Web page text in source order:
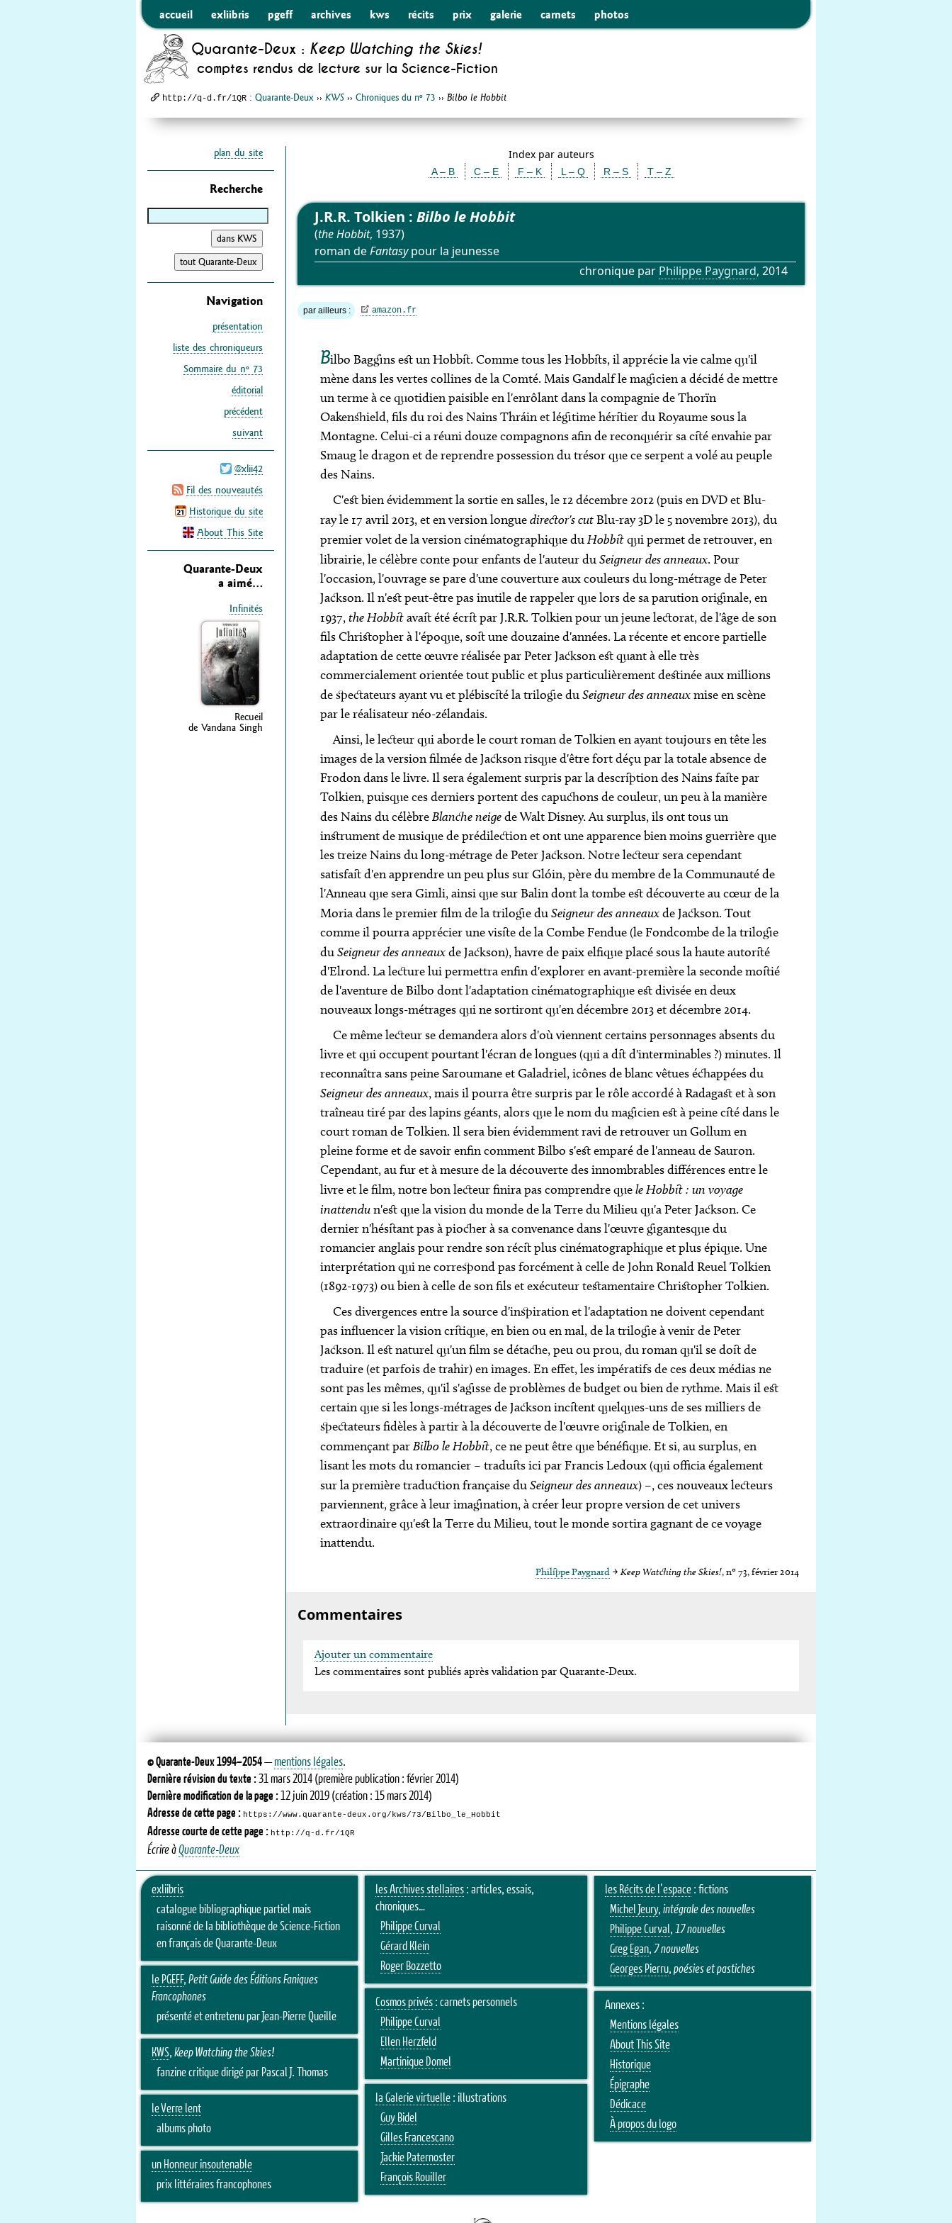
accueil exliibris pgeff archives kws récits prix galerie carnets photos
Quarante-Deux : Keep Watching the Skies!
comptes rendus de lecture sur la Science-Fiction
http://q-d.fr/1QR : Quarante-Deux ›› KWS ›› Chroniques du nº 73 ›› Bilbo le Hobbit
Index par auteurs
A – B C – E F – K L – Q R – S T – Z
J.R.R. Tolkien :Bilbo le Hobbit
(the Hobbit, 1937)
roman deFantasypour la jeunesse
chronique par Philippe Paygnard, 2014
par ailleurs : amazon.fr
Bilbo Baggins est un Hobbit. Comme tous les Hobbits, il apprécie la vie calme qu'il
mène dans les vertes collines de la Comté. Mais Gandalf le magicien a décidé de mettre
un terme à ce quotidien paisible en l'enrôlant dans la compagnie de Thorïn
Oakenshield, fils du roi des Nains Thráin et légitime héritier du Royaume sous la
Montagne. Celui-ci a réuni douze compagnons afin de reconquérir sa cité envahie par
Smaug le dragon et de reprendre possession du trésor que ce serpent a volé au peuple
des Nains.
C'est bien évidemment la sortie en salles, le 12 décembre 2012 (puis en DVD et Blu-
ray le 17 avril 2013, et en version longuedirector's cutBlu-ray 3D le 5 novembre 2013), du
premier volet de la version cinématographique duHobbitqui permet de retrouver, en
librairie, le célèbre conte pour enfants de l'auteur duSeigneur des anneaux. Pour
l'occasion, l'ouvrage se pare d'une couverture aux couleurs du long-métrage de Peter
Jackson. Il n'est peut-être pas inutile de rappeler que lors de sa parution originale, en
1937,the Hobbitavait été écrit par J.R.R. Tolkien pour un jeune lectorat, de l'âge de son
fils Christopher à l'époque, soit une douzaine d'années. La récente et encore partielle
adaptation de cette œuvre réalisée par Peter Jackson est quant à elle très
commercialement orientée tout public et plus particulièrement destinée aux millions
de spectateurs ayant vu et plébiscité la trilogie duSeigneur des anneauxmise en scène
par le réalisateur néo-zélandais.
Ainsi, le lecteur qui aborde le court roman de Tolkien en ayant toujours en tête les
images de la version filmée de Jackson risque d'être fort déçu par la totale absence de
Frodon dans le livre. Il sera également surpris par la description des Nains faite par
Tolkien, puisque ces derniers portent des capuchons de couleur, un peu à la manière
des Nains du célèbreBlanche neigede Walt Disney. Au surplus, ils ont tous un
instrument de musique de prédilection et ont une apparence bien moins guerrière que
les treize Nains du long-métrage de Peter Jackson. Notre lecteur sera cependant
satisfait d'en apprendre un peu plus sur Glóin, père du membre de la Communauté de
l'Anneau que sera Gimli, ainsi que sur Balin dont la tombe est découverte au cœur de la
Moria dans le premier film de la trilogie duSeigneur des anneauxde Jackson. Tout
comme il pourra apprécier une visite de la Combe Fendue (le Fondcombe de la trilogie
duSeigneur des anneauxde Jackson), havre de paix elfique placé sous la haute autorité
d'Elrond. La lecture lui permettra enfin d'explorer en avant-première la seconde moitié
de l'aventure de Bilbo dont l'adaptation cinématographique est divisée en deux
nouveaux longs-métrages qui ne sortiront qu'en décembre 2013 et décembre 2014.
Ce même lecteur se demandera alors d'où viennent certains personnages absents du
livre et qui occupent pourtant l'écran de longues (qui a dit d'interminables ?) minutes. Il
reconnaîtra sans peine Saroumane et Galadriel, icônes de blanc vêtues échappées du
Seigneur des anneaux, mais il pourra être surpris par le rôle accordé à Radagast et à son
traîneau tiré par des lapins géants, alors que le nom du magicien est à peine cité dans le
court roman de Tolkien. Il sera bien évidemment ravi de retrouver un Gollum en
pleine forme et de savoir enfin comment Bilbo s'est emparé de l'anneau de Sauron.
Cependant, au fur et à mesure de la découverte des innombrables différences entre le
livre et le film, notre bon lecteur finira pas comprendre quele Hobbit : un voyage
inattendun'est que la vision du monde de la Terre du Milieu qu'a Peter Jackson. Ce
dernier n'hésitant pas à piocher à sa convenance dans l'œuvre gigantesque du
romancier anglais pour rendre son récit plus cinématographique et plus épique. Une
interprétation qui ne correspond pas forcément à celle de John Ronald Reuel Tolkien
(1892-1973) ou bien à celle de son fils et exécuteur testamentaire Christopher Tolkien.
Ces divergences entre la source d'inspiration et l'adaptation ne doivent cependant
pas influencer la vision critique, en bien ou en mal, de la trilogie à venir de Peter
Jackson. Il est naturel qu'un film se détache, peu ou prou, du roman qu'il se doit de
traduire (et parfois de trahir) en images. En effet, les impératifs de ces deux médias ne
sont pas les mêmes, qu'il s'agisse de problèmes de budget ou bien de rythme. Mais il est
certain que si les longs-métrages de Jackson incitent quelques-uns de ses milliers de
spectateurs fidèles à partir à la découverte de l'œuvre originale de Tolkien, en
commençant parBilbo le Hobbit, ce ne peut être que bénéfique. Et si, au surplus, en
lisant les mots du romancier – traduits ici par Francis Ledoux (qui officia également
sur la première traduction française duSeigneur des anneaux) –, ces nouveaux lecteurs
parviennent, grâce à leur imagination, à créer leur propre version de cet univers
extraordinaire qu'est la Terre du Milieu, tout le monde sortira gagnant de ce voyage
inattendu.
Philippe Paygnard → Keep Watching the Skies!, nº 73, février 2014
Commentaires
Ajouter un commentaire
Les commentaires sont publiés après validation par Quarante-Deux.
plan du site
Recherche
Navigation
présentation
liste des chroniqueurs
Sommaire du nº 73
éditorial
précédent
suivant
@xlii42
Fil des nouveautés
Historique du site
About This Site
Quarante-Deux
a aimé…
Infinités
Recueil
de Vandana Singh
©Quarante-Deux1994–2054—mentions légales.
Dernière révision du texte :31 mars 2014 (première publication : février 2014)
Dernière modification de la page :12 juin 2019 (création : 15 mars 2014)
Adresse de cette page : https://www.quarante-deux.org/kws/73/Bilbo_le_Hobbit
Adresse courte de cette page : http://q-d.fr/1QR
Écrire à Quarante-Deux
exliibris
catalogue bibliographique partiel mais
raisonné de la bibliothèque de Science-Fiction
en français de Quarante-Deux
le PGEFF, Petit Guide des Éditions Faniques
Francophones
présenté et entretenu par Jean-Pierre Queille
KWS, Keep Watching the Skies!
fanzine critique dirigé par Pascal J. Thomas
le Verre lent
albums photo
un Honneur insoutenable
prix littéraires francophones
les Archives stellaires: articles, essais,
chroniques…
Philippe Curval
Gérard Klein
Roger Bozzetto
Cosmos privés: carnets personnels
Philippe Curval
Ellen Herzfeld
Martinique Domel
la Galerie virtuelle: illustrations
Guy Bidel
Gilles Francescano
Jackie Paternoster
François Rouiller
les Récits de l'espace: fictions
Michel Jeury, intégrale des nouvelles
Philippe Curval, 17 nouvelles
Greg Egan, 7 nouvelles
Georges Pierru, poésies et pastiches
Annexes :
Mentions légales
About This Site
Historique
Épigraphe
Dédicace
À propos du logo